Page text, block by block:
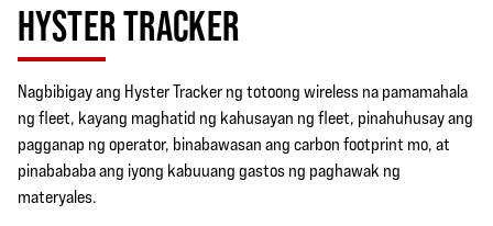
HYSTER TRACKER
Nagbibigay ang Hyster Tracker ng totoong wireless na pamamahala
ng fleet, kayang maghatid ng kahusayan ng fleet, pinahuhusay ang
pagganap ng operator, binabawasan ang carbon footprint mo, at
pinabababa ang iyong kabuuang gastos ng paghawak ng
materyales.